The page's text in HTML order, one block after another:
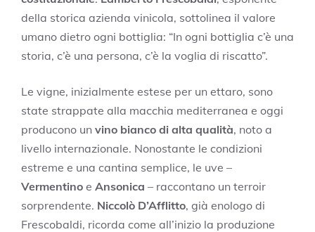
della storica azienda vinicola, sottolinea il valore
umano dietro ogni bottiglia: “In ogni bottiglia c’è una
storia, c’è una persona, c’è la voglia di riscatto”.
Le vigne, inizialmente estese per un ettaro, sono
state strappate alla macchia mediterranea e oggi
producono un vino bianco di alta qualità, noto a
livello internazionale. Nonostante le condizioni
estreme e una cantina semplice, le uve –
Vermentino e Ansonica – raccontano un terroir
sorprendente. Niccolò D’Afflitto, già enologo di
Frescobaldi, ricorda come all’inizio la produzione